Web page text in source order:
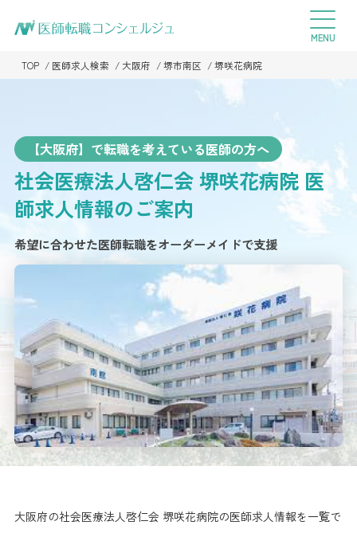
TOP 医師求人検索 大阪府 堺市南区 堺咲花病院
【大阪府】で転職を考えている医師の方へ
社会医療法人啓仁会 堺咲花病院 医
師求人情報のご案内
希望に合わせた医師転職をオーダーメイドで支援
大阪府の社会医療法人啓仁会 堺咲花病院の医師求人情報を一覧で